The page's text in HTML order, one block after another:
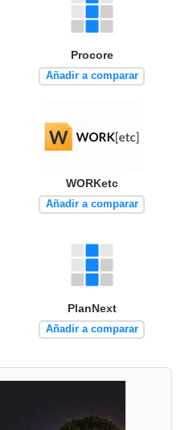
Procore
Añadir a comparar
WORKetc
Añadir a comparar
PlanNext
Añadir a comparar